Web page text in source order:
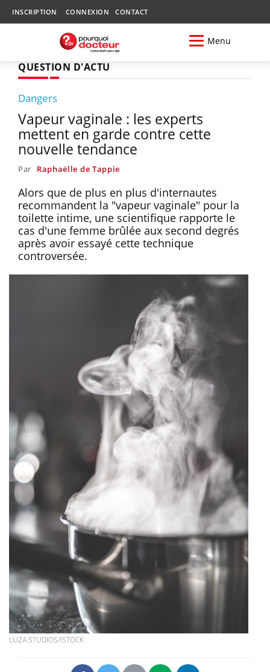
INSCRIPTION CONNEXION CONTACT
Menu
QUESTION D'ACTU
Dangers
Vapeur vaginale : les experts
mettent en garde contre cette
nouvelle tendance
Par Raphaëlle de Tappie
Alors que de plus en plus d'internautes
recommandent la "vapeur vaginale" pour la
toilette intime, une scientifique rapporte le
cas d'une femme brûlée aux second degrés
après avoir essayé cette technique
controversée.
LUZA STUDIOS/ISTOCK